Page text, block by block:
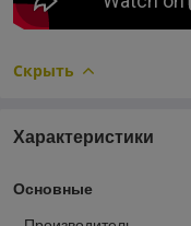
Скрыть
Характеристики
Основные